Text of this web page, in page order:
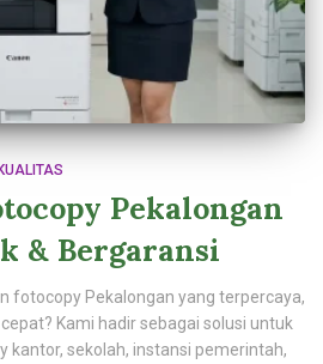
Pekalongan
& Bergaransi
fotocopy Pekalongan yang terpercaya,
Kami hadir sebagai solusi untuk
kantor, sekolah, instansi pemerintah,